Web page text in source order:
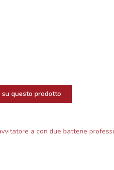
su questo prodotto
a con due batterie